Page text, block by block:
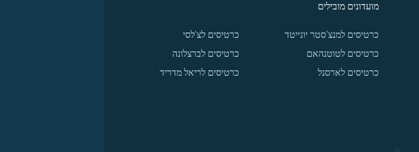
מועדונים מובילים
כרטיסים למנצ'סטר יונייטד
כרטיסים לטוטנהאם
כרטיסים לארסנל
כרטיסים לצ'לסי
כרטיסים לברצלונה
כרטיסים לריאל מדריד